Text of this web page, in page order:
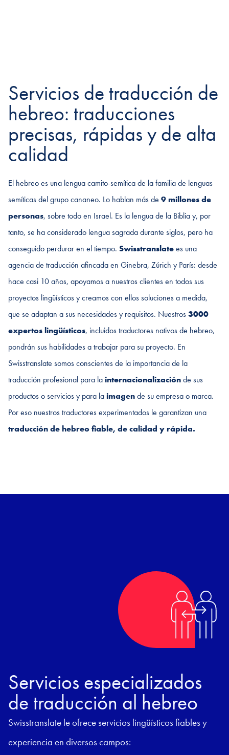
Servicios de traducción de
hebreo: traducciones
precisas, rápidas y de alta
calidad
El hebreo es una lengua camito-semítica de la familia de lenguas
semíticas del grupo cananeo. Lo hablan más de 9 millones de
personas, sobre todo en Israel. Es la lengua de la Biblia y, por
tanto, se ha considerado lengua sagrada durante siglos, pero ha
conseguido perdurar en el tiempo. Swisstranslatees una
agencia de traducción afincada en Ginebra, Zúrich y París: desde
hace casi 10 años, apoyamos a nuestros clientes en todos sus
proyectos lingüísticos y creamos con ellos soluciones a medida,
que se adaptan a sus necesidades y requisitos. Nuestros3000
expertos lingüísticos, incluidos traductores nativos de hebreo,
pondrán sus habilidades a trabajar para su proyecto. En
Swisstranslate somos conscientes de la importancia de la
traducción profesional para lainternacionalizaciónde sus
productos o servicios y para laimagende su empresa o marca.
Por eso nuestros traductores experimentados le garantizan una
traducción de hebreo fiable, de calidad y rápida.
Servicios especializados
de traducción al hebreo
Swisstranslate le ofrece servicios lingüísticos fiables y
experiencia en diversos campos: